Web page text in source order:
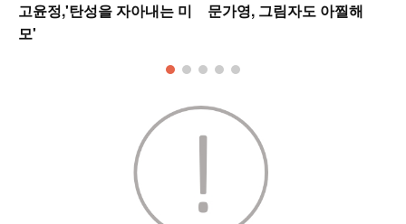
고윤정,'탄성을 자아내는 미
모'
문가영, 그림자도 아찔해